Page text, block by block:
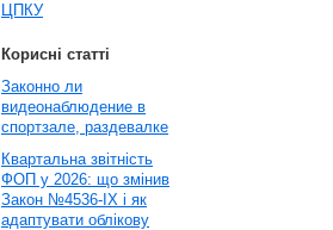
ЦПКУ
Корисні статті
Законно ли
видеонаблюдение в
спортзале, раздевалке
Квартальна звітність
ФОП у 2026: що змінив
Закон №4536-IX і як
адаптувати облікову